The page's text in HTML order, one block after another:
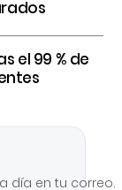
el 99 % de
día en tu correo.